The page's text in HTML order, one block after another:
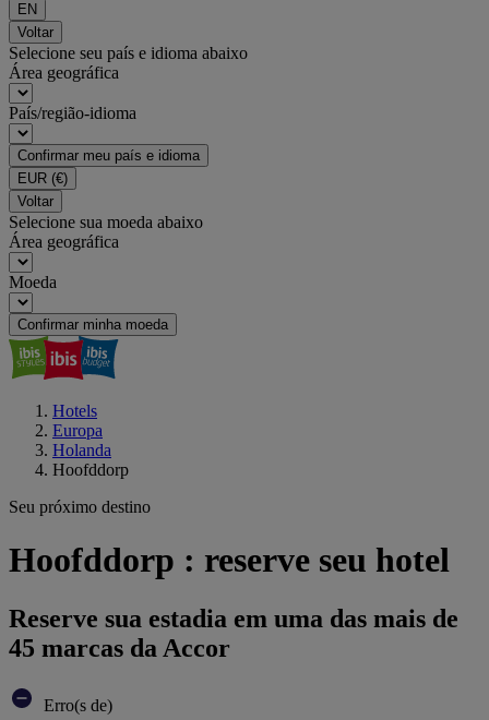
EN
Voltar
Selecione seu país e idioma abaixo
Área geográfica
País/região-idioma
Confirmar meu país e idioma
EUR (€)
Voltar
Selecione sua moeda abaixo
Área geográfica
Moeda
Confirmar minha moeda
Hotels
Europa
Holanda
Hoofddorp
Seu próximo destino
Hoofddorp : reserve seu hotel
Reserve sua estadia em uma das mais de
45 marcas da Accor
Erro(s de)